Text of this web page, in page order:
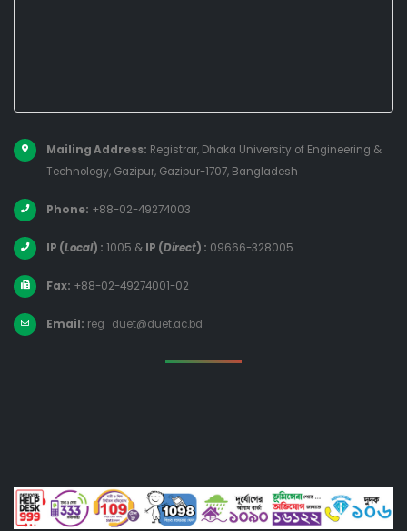
Mailing Address: Registrar, Dhaka University of Engineering &
Technology, Gazipur, Gazipur-1707, Bangladesh
Phone: +88-02-49274003
IP (Local) : 1005 & IP (Direct) : 09666-328005
Fax: +88-02-49274001-02
Email: reg_duet@duet.ac.bd